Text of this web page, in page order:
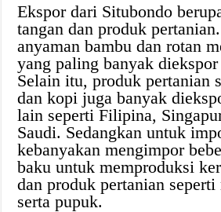
Ekspor dari Situbondo
tangan dan produk
anyaman bambu dan rotan
yang paling banyak
Selain itu, produk pertanian
dan kopi juga banyak
lain seperti Filipina,
Saudi. Sedangkan untuk
kebanyakan mengimpor
baku untuk memproduksi
dan produk pertanian seperti
serta pupuk.